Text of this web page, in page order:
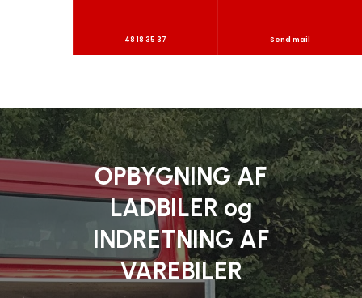
48 18 35 37 Send mail
OPBYGNING AF
LADBILER og
INDRETNING AF
VAREBILER